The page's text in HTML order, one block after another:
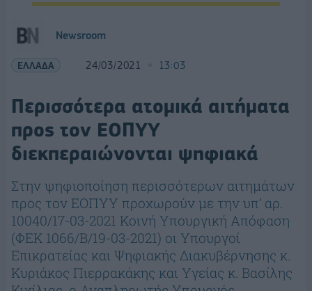
Newsroom
ΕΛΛΑΔΑ 24/03/2021 13:03
Περισσότερα ατομικά αιτήματα
προς τον ΕΟΠΥΥ
διεκπεραιώνονται ψηφιακά
Στην ψηφιοποίηση περισσότερων αιτημάτων
προς τον ΕΟΠΥΥ προχωρούν με την υπ’ αρ.
10040/17-03-2021 Κοινή Υπουργική Απόφαση
(ΦΕΚ 1066/Β/19-03-2021) οι Υπουργοί
Επικρατείας και Ψηφιακής Διακυβέρνησης κ.
Κυριάκος Πιερρακάκης και Υγείας κ. Βασίλης